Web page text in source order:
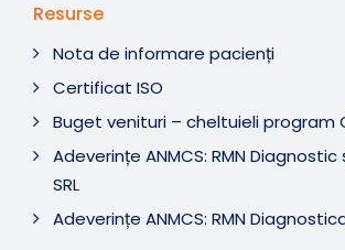
Resurse
Nota de informare pacienți
Certificat ISO
Buget venituri – cheltuieli program
Adeverințe ANMCS: RMN
SRL
Adeverințe ANMCS: RMN